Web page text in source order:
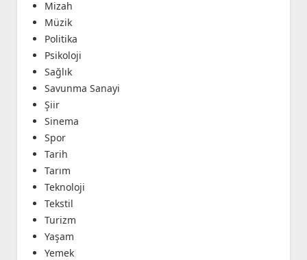
Mizah
Müzik
Politika
Psikoloji
Sağlık
Savunma Sanayi
Şiir
Sinema
Spor
Tarih
Tarım
Teknoloji
Tekstil
Turizm
Yaşam
Yemek